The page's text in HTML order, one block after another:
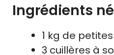
Ingrédients
1 kg de
3 cuillères à